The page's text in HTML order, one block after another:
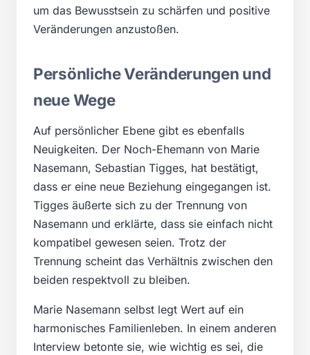
um das Bewusstsein zu schärfen und positive
Veränderungen anzustoßen.
Persönliche Veränderungen und
neue Wege
Auf persönlicher Ebene gibt es ebenfalls
Neuigkeiten. Der Noch-Ehemann von Marie
Nasemann, Sebastian Tigges, hat bestätigt,
dass er eine neue Beziehung eingegangen ist.
Tigges äußerte sich zu der Trennung von
Nasemann und erklärte, dass sie einfach nicht
kompatibel gewesen seien. Trotz der
Trennung scheint das Verhältnis zwischen den
beiden respektvoll zu bleiben.
Marie Nasemann selbst legt Wert auf ein
harmonisches Familienleben. In einem anderen
Interview betonte sie, wie wichtig es sei, die